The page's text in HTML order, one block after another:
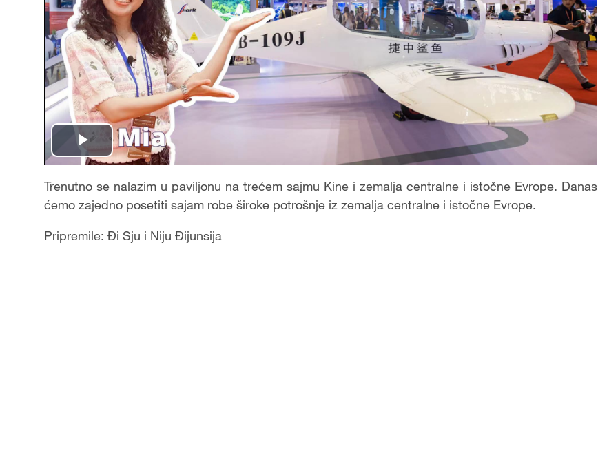
Play
Video
Trenutno se nalazim u paviljonu na trećem sajmu Kine i zemalja centralne i istočne Evrope. Danas
ćemo zajedno posetiti sajam robe široke potrošnje iz zemalja centralne i istočne Evrope.
Pripremile: Đi Sju i Niju Đijunsija